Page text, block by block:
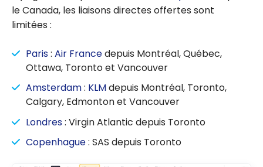
le Canada, les liaisons directes offertes sont
limitées :
Paris: Air Francedepuis Montréal, Québec,
Ottawa, Toronto et Vancouver
Amsterdam: KLMdepuis Montréal, Toronto,
Calgary, Edmonton et Vancouver
Londres: Virgin Atlantic depuis Toronto
Copenhague: SAS depuis Toronto